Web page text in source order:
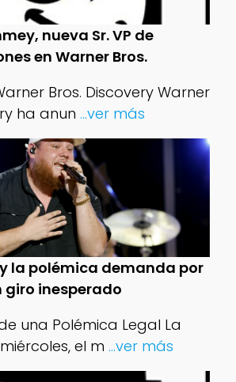
nueva Sr. VP de
en Warner Bros.
Bros. Discovery Warner
ha anun ...ver más
la polémica demanda por
giro inesperado
una Polémica Legal La
el m ...ver más